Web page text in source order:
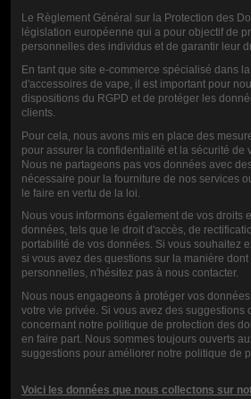
ZUMO DE
MÚSICA BASE
1L
12,00 €
CALIFICACIÓN
COMENTARIOS
Le Règlement Général sur la Protection des
législation européenne qui a pour objectif de
personnelles des individus et de garantir leur
En tant que site e-commerce spécialisé dans
d'accessoires de vape, il est important pour
dispositions du RGPD et de protéger les
clients.
Pour cela, nous avons mis en place des
pour assurer la confidentialité et la sécurité de
Nous ne partageons pas vos données avec
nécessaire pour la fourniture de nos services
le faire en vertu de la loi.
Nous vous informons également de vos droits
données, tels que le droit d'accès, de
portabilité de vos données. Si vous souhaitez
si vous avez des questions sur la manière
personnelles, n'hésitez pas à nous contacter.
Nous nous engageons à protéger vos
votre vie privée. Si vous avez des suggestions
concernant notre politique de protection des
en faire part. Nous sommes toujours ouverts
suggestions pour améliorer notre politique de
Voici les données que nous collectons sur